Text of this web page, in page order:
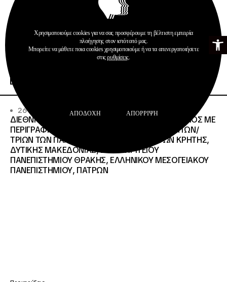
Ανοίξτε
26 · 06 · 2026
ΔΙΕΘΝΗΣ ΑΝΟΙΧΤΟΣ ΗΛΕΚΤΡΟΝΙΚΟΣ ΔΙΑΓΩΝΙΣΜΟΣ ΜΕ
ΠΕΡΙΓΡΑΦΗ:ΥΠΗΡΕΣΙΕΣ ΣΤΕΓΑΣΗΣ ΤΩΝ ΦΟΙΤΗΤΩΝ/
ΤΡΙΩΝ ΤΩΝ ΠΑΝΕΠΙΣΤΗΜΙΑΚΩΝ ΙΔΡΥΜΑΤΩΝ KΡΗΤΗΣ,
ΔΥΤΙΚΗΣ ΜΑΚΕΔΟΝΙΑΣ, ΔΗΜΟΚΡΙΤΕΙΟΥ
ΠΑΝΕΠΙΣΤΗΜΙΟΥ ΘΡΑΚΗΣ, ΕΛΛΗΝΙΚΟΥ ΜΕΣΟΓΕΙΑΚΟΥ
ΠΑΝΕΠΙΣΤΗΜΙΟΥ, ΠΑΤΡΩΝ
Χρησιμοποιούμε cookies για να σας προσφέρουμε τη βέλτιστη εμπειρία
πλοήγησης στον ιστότοπό μας.
Μπορείτε να μάθετε ποια cookies χρησιμοποιούμε ή να τα απενεργοποιήσετε
στιςρυθμίσεις.
ΑΠΟΔΟΧΉ ΑΠΌΡΡΙΨΗ